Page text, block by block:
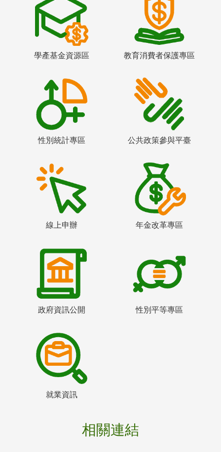
學產基金資源區 教育消費者保護專區
性別統計專區 公共政策參與平臺
線上申辦 年金改革專區
政府資訊公開 性別平等專區
就業資訊
相關連結